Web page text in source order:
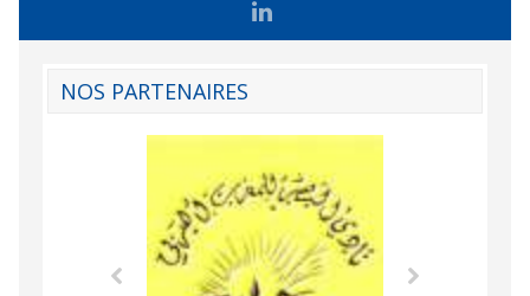
NOS PARTENAIRES